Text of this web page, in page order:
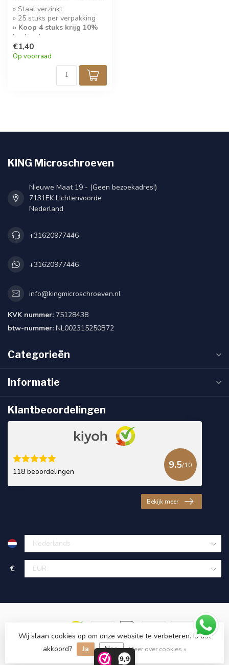
9,9
» Staal verzinkt
» 25 stuks per verpakking
» Koop 4 stuks krijg 10%
korting!
» Bolkop Torx 15
€1,40
Op voorraad
KING Microschroeven
Nieuwe Maat 19 - (Geen bezoekadres!)
7131EK Lichtenvoorde
Nederland
+31620977446
+31620977446
info@kingmicroschroeven.nl
KVK nummer: 75128438
btw-nummer: NL002315250B72
Categorieën
Informatie
Klantbeoordelingen
118 beoordelingen
9.5/10
Bekijk meer
€
© Copyright 2026 KING Microschroeven
Wij slaan cookies op om onze website te verbeteren. Is dat
akkoord?
Ja Nee Meer over cookies »